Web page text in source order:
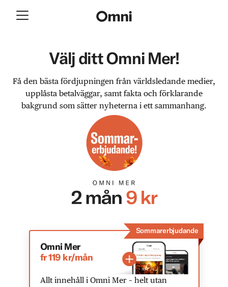
Välj ditt Omni Mer!
Få den bästa fördjupningen från världsledande medier,
upplåsta betalväggar, samt fakta och förklarande
bakgrund som sätter nyheterna i ett sammanhang.
Sommarerbjudande
Omni Mer
fr 119 kr/mån
Allt innehåll i Omni Mer – helt utan